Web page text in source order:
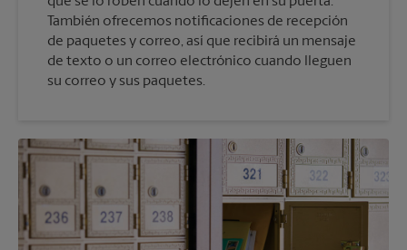
También ofrecemos notificaciones de recepción
de paquetes y correo, así que recibirá un mensaje
de texto o un correo electrónico cuando lleguen
su correo y sus paquetes.